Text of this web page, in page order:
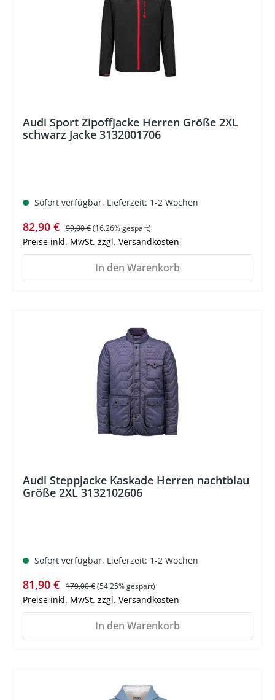
Audi Sport Zipoffjacke Herren Größe 2XL
schwarz Jacke 3132001706
Sofort verfügbar, Lieferzeit: 1-2 Wochen
Verkaufspreis:
82,90 € Regulärer Preis:
99,00 €(16.26% gespart)
Preise inkl. MwSt. zzgl. Versandkosten
In den Warenkorb
Audi Steppjacke Kaskade Herren nachtblau
Größe 2XL 3132102606
Sofort verfügbar, Lieferzeit: 1-2 Wochen
Verkaufspreis:
81,90 € Regulärer Preis:
179,00 €(54.25% gespart)
Preise inkl. MwSt. zzgl. Versandkosten
In den Warenkorb